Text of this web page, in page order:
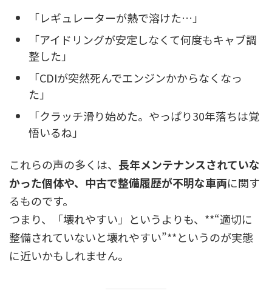
「レギュレーターが熱で溶けた…」
「アイドリングが安定しなくて何度もキャブ調
整した」
「CDIが突然死んでエンジンかからなくなっ
た」
「クラッチ滑り始めた。やっぱり30年落ちは覚
悟いるね」
これらの声の多くは、 長年メンテナンスされていな
かった個体や、中古で整備履歴が不明な車両に関す
るものです。
つまり、「壊れやすい」というよりも、**“適切に
整備されていないと壊れやすい”**というのが実態
に近いかもしれません。